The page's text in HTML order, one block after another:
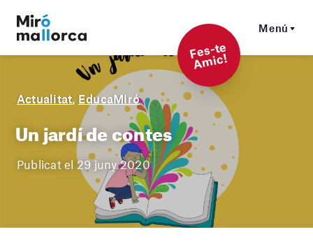
Menú
F
es-t
e
A
mi
c!
Actualitat, EducaMiró
Un jardí de contes
Publicat el 29 juny 2020